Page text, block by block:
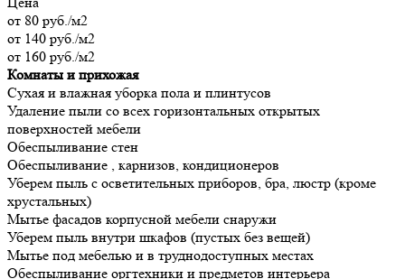
от 80 руб./м2
от 140 руб./м2
от 160 руб./м2
Комнаты и прихожая
Сухая и влажная уборка пола и плинтусов
Удаление пыли со всех горизонтальных открытых
поверхностей мебели
Обеспыливание стен
Обеспыливание , карнизов, кондиционеров
Уберем пыль с осветительных приборов, бра, люстр (кроме
хрустальных)
Мытье фасадов корпусной мебели снаружи
Уберем пыль внутри шкафов (пустых без вещей)
Мытье под мебелью и в труднодоступных местах
Обеспыливание оргтехники и предметов интерьера